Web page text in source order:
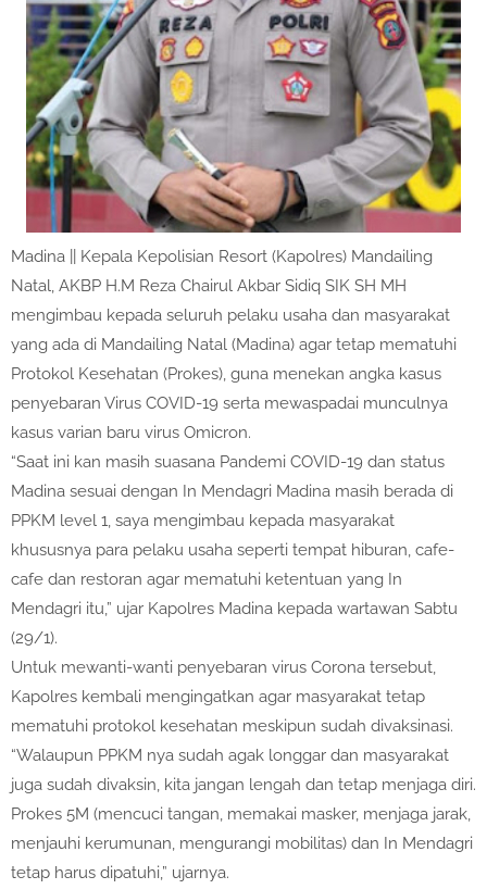
Madina || Kepala Kepolisian Resort (Kapolres) Mandailing
Natal, AKBP H.M Reza Chairul Akbar Sidiq SIK SH MH
mengimbau kepada seluruh pelaku usaha dan masyarakat
yang ada di Mandailing Natal (Madina) agar tetap mematuhi
Protokol Kesehatan (Prokes), guna menekan angka kasus
penyebaran Virus COVID-19 serta mewaspadai munculnya
kasus varian baru virus Omicron.
“Saat ini kan masih suasana Pandemi COVID-19 dan status
Madina sesuai dengan In Mendagri Madina masih berada di
PPKM level 1, saya mengimbau kepada masyarakat
khususnya para pelaku usaha seperti tempat hiburan, cafe-
cafe dan restoran agar mematuhi ketentuan yang In
Mendagri itu,” ujar Kapolres Madina kepada wartawan Sabtu
(29/1).
Untuk mewanti-wanti penyebaran virus Corona tersebut,
Kapolres kembali mengingatkan agar masyarakat tetap
mematuhi protokol kesehatan meskipun sudah divaksinasi.
“Walaupun PPKM nya sudah agak longgar dan masyarakat
juga sudah divaksin, kita jangan lengah dan tetap menjaga diri.
Prokes 5M (mencuci tangan, memakai masker, menjaga jarak,
menjauhi kerumunan, mengurangi mobilitas) dan In Mendagri
tetap harus dipatuhi,” ujarnya.